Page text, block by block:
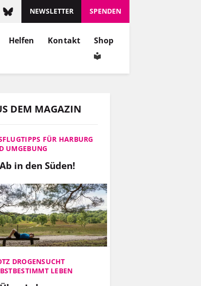
NEWSLETTER SPENDEN
Helfen Kontakt Shop
DEM MAGAZIN
FÜR HARBURG
UMGEBUNG
Ab in den Süden!
DROGENSUCHT
LEBEN